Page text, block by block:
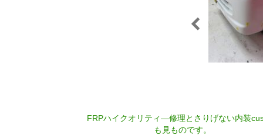
FRPハイクオリティ―修理とさりげない内装
も見ものです。